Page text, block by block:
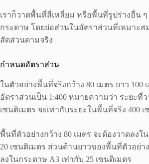
เราก็วาดพื้นที่สี่เหลี่ยม หรือพื้นที่รูปร่างอื่น
กระดาษ โดยย่อส่วนในอัตราส่วนที่เหมาะส
สัดส่วนตามจริง
กำหนดอัตราส่วน
ในตัวอย่างพื้นที่จริงกว้าง 80 เมตร ยาว 100
อัตราส่วนเป็น 1:400 หมายความว่า ระยะที่
เซนติเมตร จะเท่ากับระยะในพื้นที่จริง 400 เ
พื้นที่ตัวอย่างกว้าง 80 เมตร จะต้องวาดลงใ
20 เซนติเมตร ส่วนด้านยาวของพื้นที่ตัวอย่า
ลงในกระดาษ A3 เท่ากับ 25 เซนติเมตร